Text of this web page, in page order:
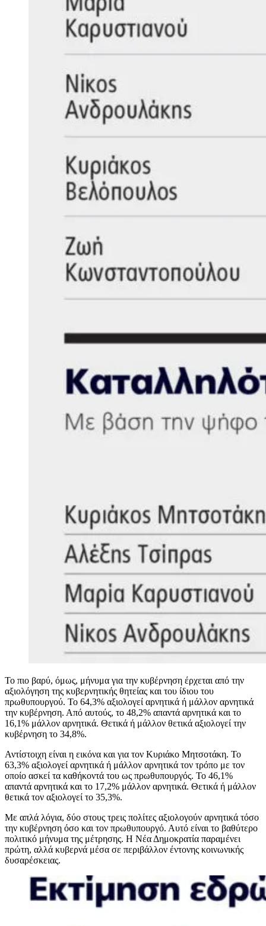
Το πιο βαρύ, όμως, μήνυμα για την κυβέρνηση έρχεται από την
αξιολόγηση της κυβερνητικής θητείας και του ίδιου του
πρωθυπουργού. Το 64,3% αξιολογεί αρνητικά ή μάλλον αρνητικά
την κυβέρνηση. Από αυτούς, το 48,2% απαντά αρνητικά και το
16,1% μάλλον αρνητικά. Θετικά ή μάλλον θετικά αξιολογεί την
κυβέρνηση το 34,8%.
Αντίστοιχη είναι η εικόνα και για τον Κυριάκο Μητσοτάκη. Το
63,3% αξιολογεί αρνητικά ή μάλλον αρνητικά τον τρόπο με τον
οποίο ασκεί τα καθήκοντά του ως πρωθυπουργός. Το 46,1%
απαντά αρνητικά και το 17,2% μάλλον αρνητικά. Θετικά ή μάλλον
θετικά τον αξιολογεί το 35,3%.
Με απλά λόγια, δύο στους τρεις πολίτες αξιολογούν αρνητικά τόσο
την κυβέρνηση όσο και τον πρωθυπουργό. Αυτό είναι το βαθύτερο
πολιτικό μήνυμα της μέτρησης. Η Νέα Δημοκρατία παραμένει
πρώτη, αλλά κυβερνά μέσα σε περιβάλλον έντονης κοινωνικής
δυσαρέσκειας.